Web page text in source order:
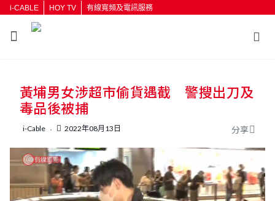
i-CABLE HOY TV 有線寬頻及電訊服務
按輸入鍵開始搜尋
黃埔男女涉超市偷貨遇截 警搜出刀及
毒品後被捕
i-Cable 2022年08月13日 分享